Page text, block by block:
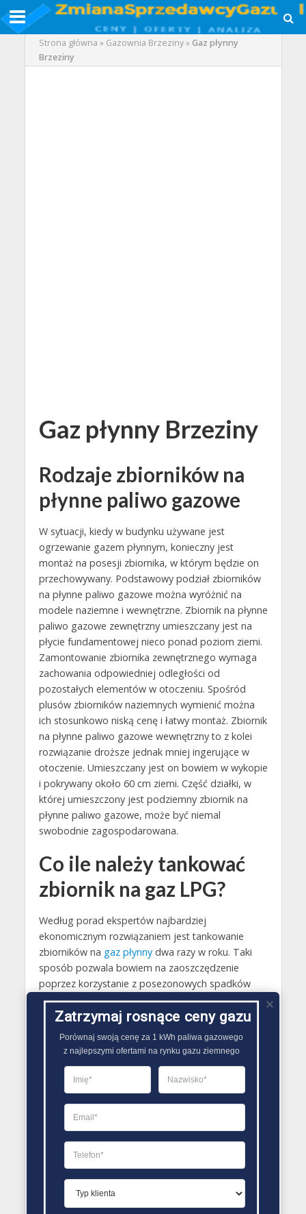
Strona główna » Gazownia Brzeziny»Gaz płynny
Brzeziny
Gaz płynny Brzeziny
Rodzaje zbiorników na
płynne paliwo gazowe
W sytuacji, kiedy w budynku używane jest
ogrzewanie gazem płynnym, konieczny jest
montaż na posesji zbiornika, w którym będzie on
przechowywany. Podstawowy podział zbiorników
na płynne paliwo gazowe można wyróżnić na
modele naziemne i wewnętrzne. Zbiornik na płynne
paliwo gazowe zewnętrzny umieszczany jest na
płycie fundamentowej nieco ponad poziom ziemi.
Zamontowanie zbiornika zewnętrznego wymaga
zachowania odpowiedniej odległości od
pozostałych elementów w otoczeniu. Spośród
plusów zbiorników naziemnych wymienić można
ich stosunkowo niską cenę i łatwy montaż. Zbiornik
na płynne paliwo gazowe wewnętrzny to z kolei
rozwiązanie droższe jednak mniej ingerujące w
otoczenie. Umieszczany jest on bowiem w wykopie
i pokrywany około 60 cm ziemi. Część działki, w
której umieszczony jest podziemny zbiornik na
płynne paliwo gazowe, może być niemal
swobodnie zagospodarowana.
Co ile należy tankować
zbiornik na gaz LPG?
Według porad ekspertów najbardziej
ekonomicznym rozwiązaniem jest tankowanie
zbiorników na gaz płynnydwa razy w roku. Taki
sposób pozwala bowiem na zaoszczędzenie
poprzez korzystanie z posezonowych spadków
cen płynnego paliwa gazowego. Żeby zaplanować
dwa razy do roku tankowanie gazu płynnego po
atrakcyjnych cenach, trzeba zadbać o właściwą
pojemność zbiornika już w trakcie jego
budynku, liczbę mieszkańców, liczbę sprzętów
zasilanych gazem..
PORÓWNYWARKA OFERT GAZU
Zatrzymaj rosnące ceny gazu
Porównaj swoją cenę za 1 kWh paliwa gazowego
z najlepszymi ofertami na rynku gazu ziemnego